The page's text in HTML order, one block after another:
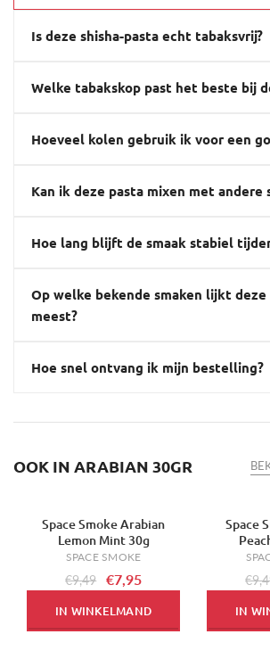
Is deze shisha-pasta echt tabaksvrij?
Welke tabakskop past het beste bij
Hoeveel kolen gebruik ik voor een
Kan ik deze pasta mixen met andere
Hoe lang blijft de smaak stabiel
Op welke bekende smaken lijkt
meest?
Hoe snel ontvang ik mijn bestelling?
OOK IN ARABIAN 30GR
-16%
Space Smoke Arabian
Lemon Mint 30g
SPACE SMOKE
€9,49 €7,95
IN WINKELMAND
-16%Space
IN